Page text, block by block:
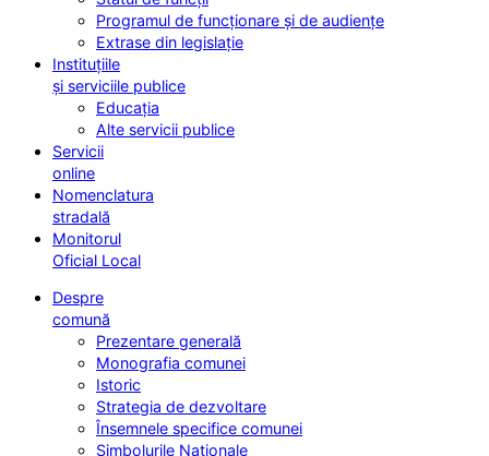
Programul de funcționare și de audiențe
Extrase din legislație
Instituțiile
și serviciile publice
Educația
Alte servicii publice
Servicii
online
Nomenclatura
stradală
Monitorul
Oficial Local
Despre
comună
Prezentare generală
Monografia comunei
Istoric
Strategia de dezvoltare
Însemnele specifice comunei
Simbolurile Naționale